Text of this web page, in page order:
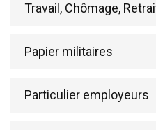
Travail, Chômage,
Papier militaires
Particulier employeurs